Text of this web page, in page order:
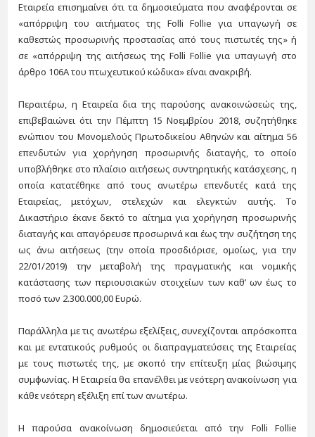
Εταιρεία επισημαίνει ότι τα δημοσιεύματα που αναφέρονται σε
«απόρριψη του αιτήματος της Folli Follie για υπαγωγή σε
καθεστώς προσωρινής προστασίας από τους πιστωτές της» ή
σε «απόρριψη της αιτήσεως της Folli Follie για υπαγωγή στο
άρθρο 106Α του πτωχευτικού κώδικα» είναι ανακριβή.
Περαιτέρω, η Εταιρεία δια της παρούσης ανακοινώσεώς της,
επιβεβαιώνει ότι την Πέμπτη 15 Νοεμβρίου 2018, συζητήθηκε
ενώπιον του Μονομελούς Πρωτοδικείου Αθηνών και αίτημα 56
επενδυτών για χορήγηση προσωρινής διαταγής, το οποίο
υποβλήθηκε στο πλαίσιο αιτήσεως συντηρητικής κατάσχεσης, η
οποία κατατέθηκε από τους ανωτέρω επενδυτές κατά της
Εταιρείας, μετόχων, στελεχών και ελεγκτών αυτής. Το
Δικαστήριο έκανε δεκτό το αίτημα για χορήγηση προσωρινής
διαταγής και απαγόρευσε προσωρινά και έως την συζήτηση της
ως άνω αιτήσεως (την οποία προσδιόρισε, ομοίως, για την
22/01/2019) την μεταβολή της πραγματικής και νομικής
κατάστασης των περιουσιακών στοιχείων των καθ’ ων έως το
ποσό των 2.300.000,00 Ευρώ.
Παράλληλα με τις ανωτέρω εξελίξεις, συνεχίζονται απρόσκοπτα
και με εντατικούς ρυθμούς οι διαπραγματεύσεις της Εταιρείας
με τους πιστωτές της, με σκοπό την επίτευξη μίας βιώσιμης
συμφωνίας. Η Εταιρεία θα επανέλθει με νεότερη ανακοίνωση για
κάθε νεότερη εξέλιξη επί των ανωτέρω.
Η παρούσα ανακοίνωση δημοσιεύεται από την Folli Follie